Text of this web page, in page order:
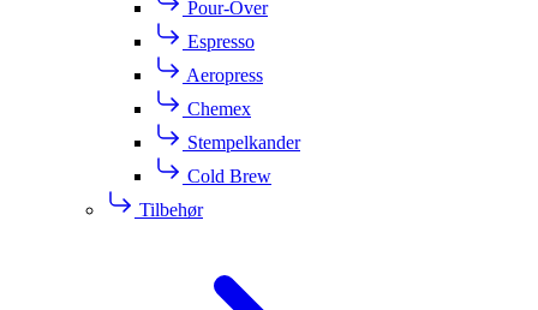
Pour-Over
Espresso
Aeropress
Chemex
Stempelkander
Cold Brew
Tilbehør